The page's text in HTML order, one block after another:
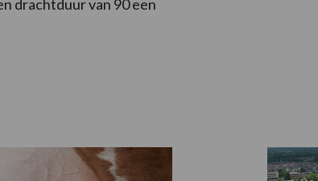
drachtduur van 90 een